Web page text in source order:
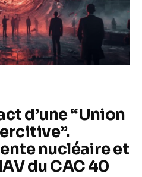
d’une “Union
nucléaire et
du CAC 40